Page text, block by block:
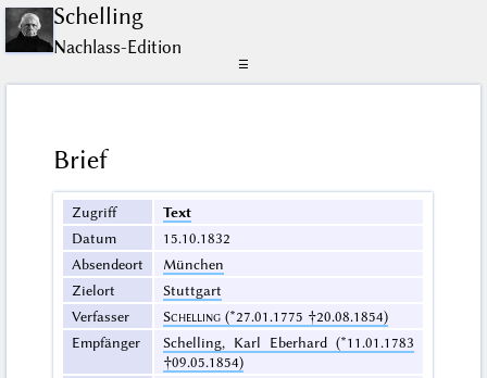
Schelling
Nachlass-Edition
☰
Brief
Zugriff
Text
Datum
15.10.1832
Absendeort
München
Zielort
Stuttgart
Verfasser
Schelling (*27.01.1775 †20.08.1854)
Empfänger
Schelling, Karl Eberhard (*11.01.1783
†09.05.1854)